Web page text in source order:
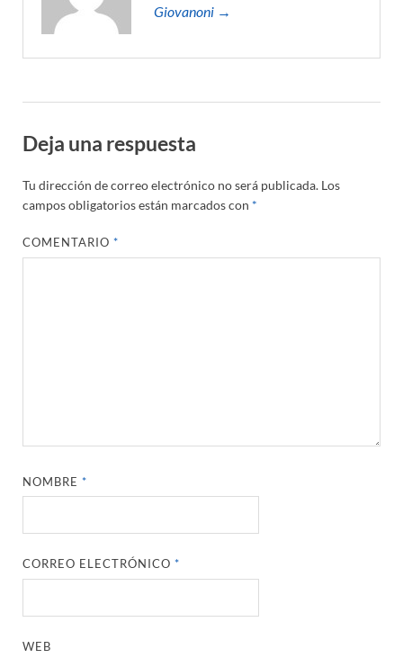
Giovanoni →
Deja una respuesta
Tu dirección de correo electrónico no será publicada. Los
campos obligatorios están marcados con *
COMENTARIO*
NOMBRE*
CORREO ELECTRÓNICO*
WEB